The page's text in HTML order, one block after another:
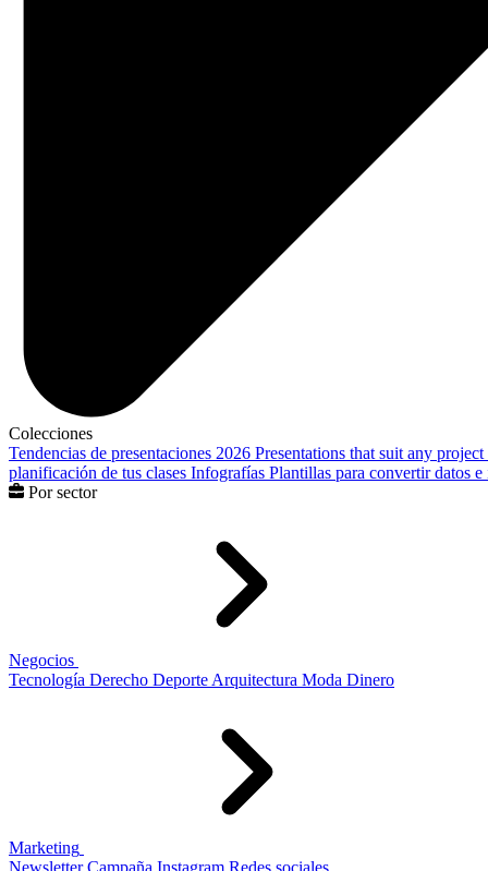
Colecciones
Tendencias de presentaciones 2026 Presentations that suit any project
planificación de tus clases Infografías Plantillas para convertir datos
Por sector
Negocios
Tecnología Derecho Deporte Arquitectura Moda Dinero
Marketing
Newsletter Campaña Instagram Redes sociales